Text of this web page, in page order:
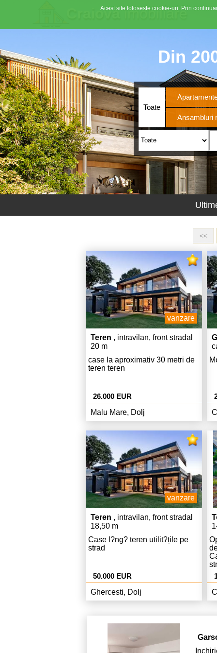
Craiovaimobiliare
Din
Toate
Ansambluri
<<
vanzare
Teren , intravilan, front stradal
20 m
case la aproximativ 30 metri de
teren teren
26.000 EUR
Malu Mare, Dolj
vanzare
Teren , intravilan, front stradal
18,50 m
Case l?ng? teren utilit?țile pe
strad
50.000 EUR
Ghercesti, Dolj
Acest site foloseste cookie-uri. Prin